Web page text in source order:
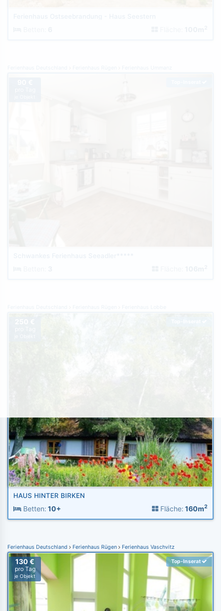
HAUS HINTER BIRKEN
Betten: 10+ Fläche: 160m2
Ferienhaus Deutschland Ferienhaus Rügen Ferienhaus Vaschvitz
130 €
pro Tag
je Objekt
Top-Inserat